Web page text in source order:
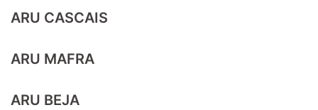
ARU CASCAIS
ARU MAFRA
ARU BEJA